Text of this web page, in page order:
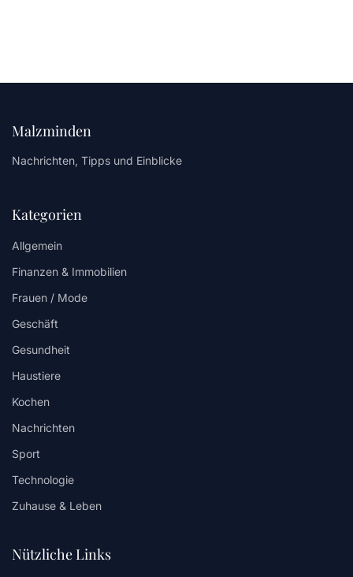
Malzminden
Nachrichten, Tipps und Einblicke
Kategorien
Allgemein
Finanzen & Immobilien
Frauen / Mode
Geschäft
Gesundheit
Haustiere
Kochen
Nachrichten
Sport
Technologie
Zuhause & Leben
Nützliche Links